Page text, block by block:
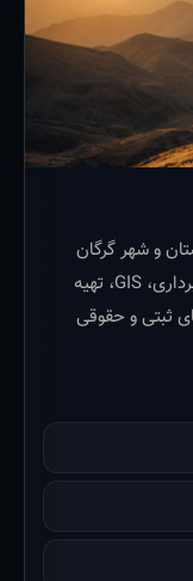
در استان گلستان و شهر گرگان
فعالیت خود را آغاز کرده و در حوزه های نقشه برداری، GIS، تهیه
ثبتی و حقوقی